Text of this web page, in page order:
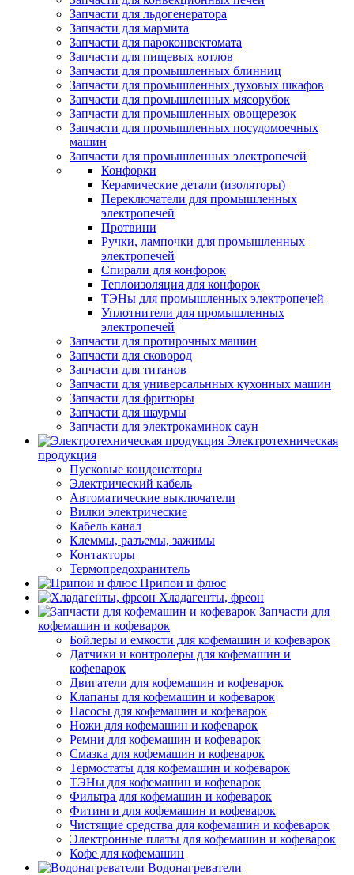
Запчасти для льдогенератора
Запчасти для мармита
Запчасти для пароконвектомата
Запчасти для пищевых котлов
Запчасти для промышленных блинниц
Запчасти для промышленных духовых шкафов
Запчасти для промышленных мясорубок
Запчасти для промышленных овощерезок
Запчасти для промышленных посудомоечных
машин
Запчасти для промышленных электропечей
Конфорки
Керамические детали (изоляторы)
Переключатели для промышленных
электропечей
Протвини
Ручки, лампочки для промышленных
электропечей
Спирали для конфорок
Теплоизоляция для конфорок
ТЭНы для промышленных электропечей
Уплотнители для промышленных
электропечей
Запчасти для протирочных машин
Запчасти для сковород
Запчасти для титанов
Запчасти для универсальнных кухонных машин
Запчасти для фритюры
Запчасти для шаурмы
Запчасти для электрокаминок саун
Электротехническая
продукция
Пусковые конденсаторы
Электрический кабель
Автоматические выключатели
Вилки электрические
Кабель канал
Клеммы, разъемы, зажимы
Контакторы
Термопредохранитель
Припои и флюс
Хладагенты, фреон
Запчасти для
кофемашин и кофеварок
Бойлеры и емкости для кофемашин и кофеварок
Датчики и контролеры для кофемашин и
кофеварок
Двигатели для кофемашин и кофеварок
Клапаны для кофемашин и кофеварок
Насосы для кофемашин и кофеварок
Ножи для кофемашин и кофеварок
Ремни для кофемашин и кофеварок
Смазка для кофемашин и кофеварок
Термостаты для кофемашин и кофеварок
ТЭНы для кофемашин и кофеварок
Фильтра для кофемашин и кофеварок
Фитинги для кофемашин и кофеварок
Чистящие средства для кофемашин и кофеварок
Электронные платы для кофемашин и кофеварок
Кофе для кофемашин
Водонагреватели